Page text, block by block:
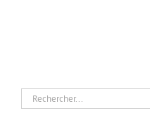
Rechercher: